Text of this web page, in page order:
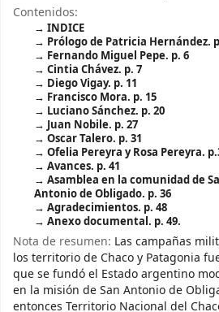
Contenidos:
INDICE
Prólogo de Patricia Hernández.
Fernando Miguel Pepe. p. 6
Cintia Chávez. p. 7
Diego Vigay. p. 11
Francisco Mora. p. 15
Luciano Sánchez. p. 20
Juan Nobile. p. 27
Oscar Talero. p. 31
Ofelia Pereyra y Rosa Pereyra.
Avances. p. 41
Asamblea en la comunidad de
Antonio de Obligado. p. 36
Agradecimientos. p. 48
Anexo documental. p. 49.
Nota de resumen: Las campañas
los territorio de Chaco y Patagonia
que se fundó el Estado argentino
en la misión de San Antonio de
entonces Territorio Nacional del